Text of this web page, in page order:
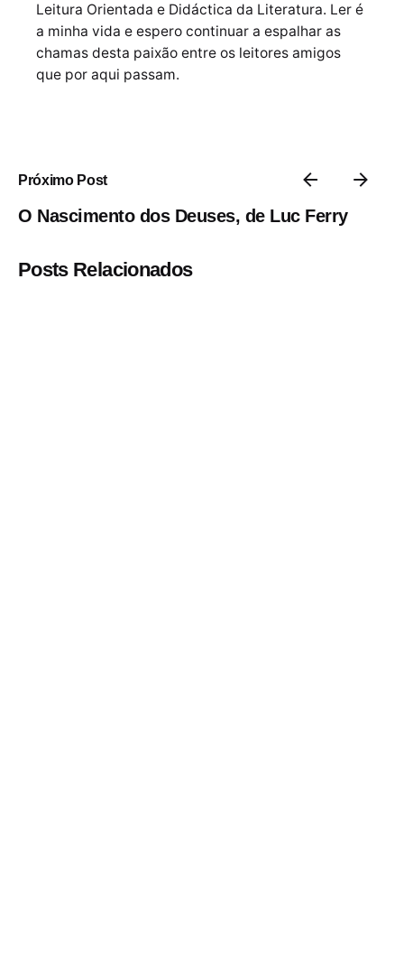
Leitura Orientada e Didáctica da Literatura. Ler é
a minha vida e espero continuar a espalhar as
chamas desta paixão entre os leitores amigos
que por aqui passam.
Próximo Post
O Nascimento dos Deuses, de Luc Ferry
Posts Relacionados